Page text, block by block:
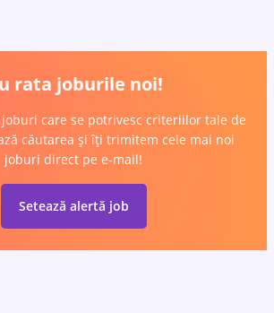
rata joburile noi!
care se potrivesc criteriilor tale de
căutarea și îți trimitem cele mai noi
joburi direct pe e-mail!
Setează alertă job